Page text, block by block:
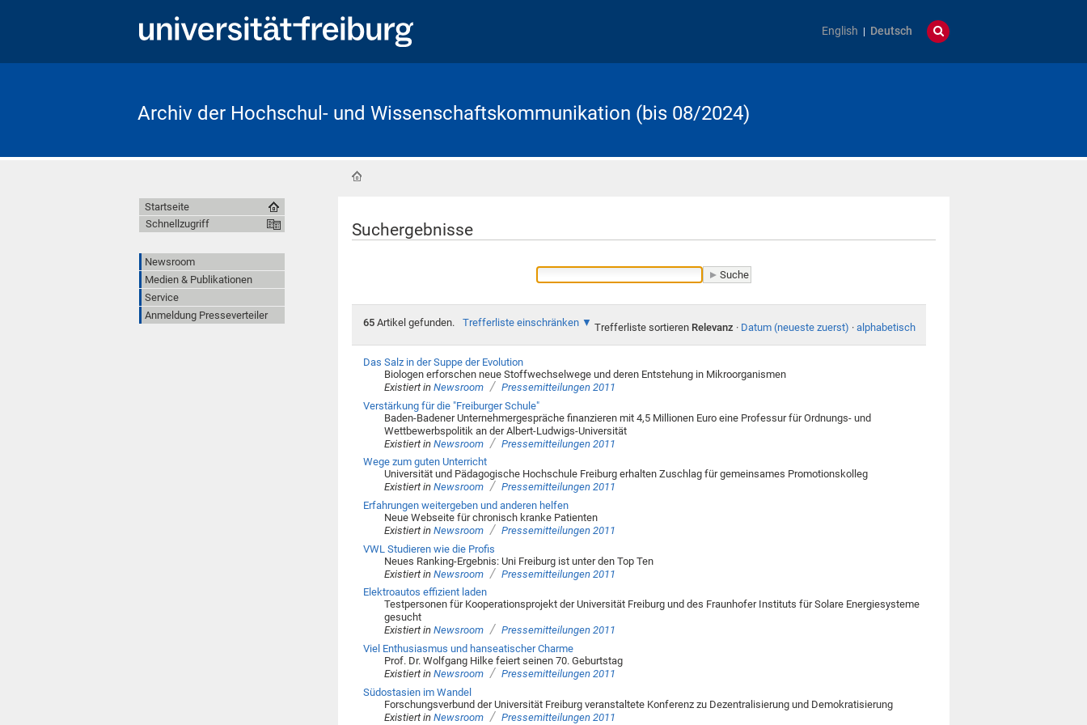
English Deutsch
Archiv der Hochschul- und Wissenschaftskommunikation (bis 08/2024)
Suchergebnisse
65Artikel gefunden. Trefferliste einschränken Trefferliste sortieren Relevanz · Datum (neueste zuerst) · alphabetisch
Das Salz in der Suppe der Evolution
Biologen erforschen neue Stoffwechselwege und deren Entstehung in Mikroorganismen
Existiert in Newsroom / Pressemitteilungen 2011
Verstärkung für die "Freiburger Schule"
Baden-Badener Unternehmergespräche finanzieren mit 4,5 Millionen Euro eine Professur für Ordnungs- und
Wettbewerbspolitik an der Albert-Ludwigs-Universität
Existiert in Newsroom / Pressemitteilungen 2011
Wege zum guten Unterricht
Universität und Pädagogische Hochschule Freiburg erhalten Zuschlag für gemeinsames Promotionskolleg
Existiert in Newsroom / Pressemitteilungen 2011
Erfahrungen weitergeben und anderen helfen
Neue Webseite für chronisch kranke Patienten
Existiert in Newsroom / Pressemitteilungen 2011
VWL Studieren wie die Profis
Neues Ranking-Ergebnis: Uni Freiburg ist unter den Top Ten
Existiert in Newsroom / Pressemitteilungen 2011
Elektroautos effizient laden
Testpersonen für Kooperationsprojekt der Universität Freiburg und des Fraunhofer Instituts für Solare Energiesysteme
gesucht
Existiert in Newsroom / Pressemitteilungen 2011
Viel Enthusiasmus und hanseatischer Charme
Prof. Dr. Wolfgang Hilke feiert seinen 70. Geburtstag
Existiert in Newsroom / Pressemitteilungen 2011
Südostasien im Wandel
Forschungsverbund der Universität Freiburg veranstaltete Konferenz zu Dezentralisierung und Demokratisierung
Existiert in Newsroom / Pressemitteilungen 2011
Startseite
Schnellzugriff
Newsroom
Medien & Publikationen
Service
Anmeldung Presseverteiler